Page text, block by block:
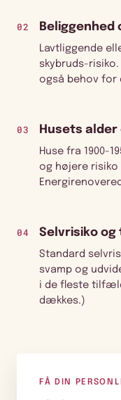
02
Lavtliggende
skybruds-
også behov for
03 Husets alder
Huse fra 1900-
og højere risiko
04 Selvrisiko og
Standard
svamp og
i de fleste
dækkes.)
FÅ DIN